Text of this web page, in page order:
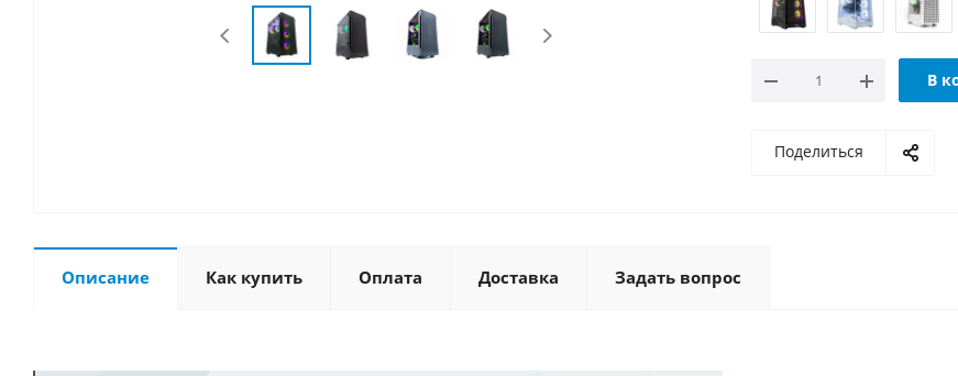
В
Поделиться
Описание Как купить Оплата Доставка Задать вопрос